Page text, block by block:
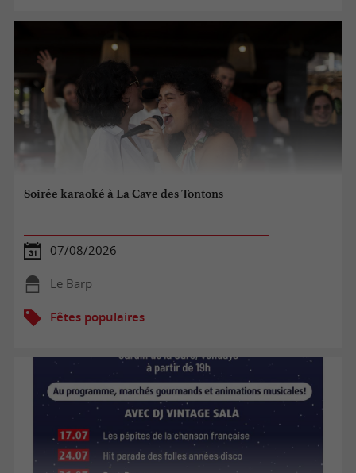
Soirée karaoké à La Cave des Tontons
07/08/2026
Le Barp
Fêtes populaires